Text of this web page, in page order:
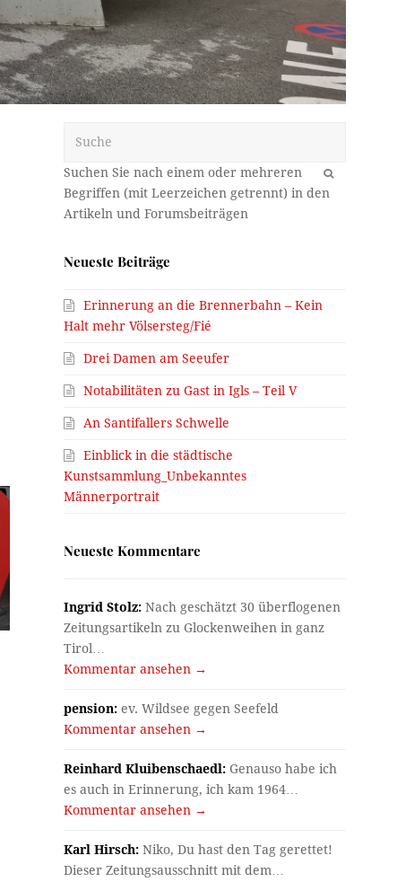
OK
Neueste Beiträge
Erinnerung an die Brennerbahn – Kein
Halt mehr Völsersteg/Fié
Drei Damen am Seeufer
Notabilitäten zu Gast in Igls – Teil V
An Santifallers Schwelle
Einblick in die städtische
Kunstsammlung_Unbekanntes
Männerportrait
Neueste Kommentare
Ingrid Stolz: Nach geschätzt 30 überflogenen
Zeitungsartikeln zu Glockenweihen in ganz
Tirol…
Kommentar ansehen →
pension: ev. Wildsee gegen Seefeld
Kommentar ansehen →
Reinhard Kluibenschaedl: Genauso habe ich
es auch in Erinnerung, ich kam 1964…
Kommentar ansehen →
Karl Hirsch: Niko, Du hast den Tag gerettet!
Dieser Zeitungsausschnitt mit dem…